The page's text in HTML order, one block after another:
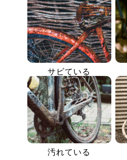
サビている
汚れている